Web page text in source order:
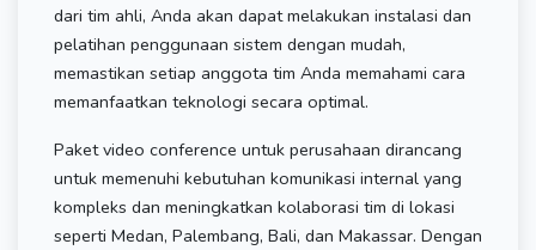
dari tim ahli, Anda akan dapat melakukan instalasi dan
pelatihan penggunaan sistem dengan mudah,
memastikan setiap anggota tim Anda memahami cara
memanfaatkan teknologi secara optimal.
Paket video conference untuk perusahaan dirancang
untuk memenuhi kebutuhan komunikasi internal yang
kompleks dan meningkatkan kolaborasi tim di lokasi
seperti Medan, Palembang, Bali, dan Makassar. Dengan